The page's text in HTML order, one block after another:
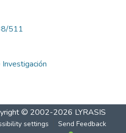
511
© 2002-2026 LYRASIS
settings Send Feedback